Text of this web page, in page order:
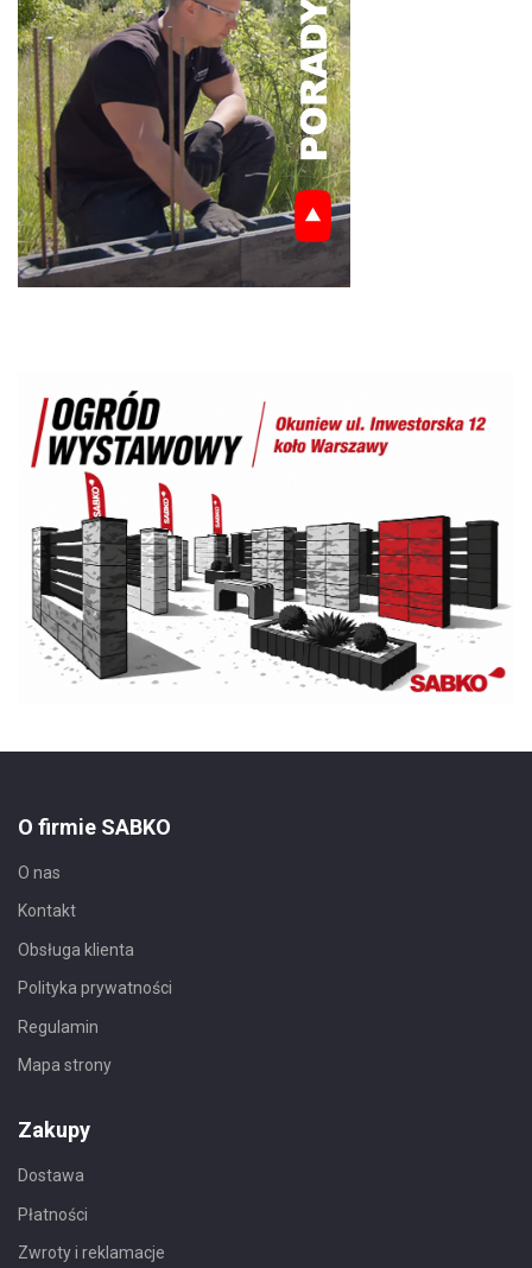
O firmie SABKO
O nas
Kontakt
Obsługa klienta
Polityka prywatności
Regulamin
Mapa strony
Zakupy
Dostawa
Płatności
Zwroty i reklamacje